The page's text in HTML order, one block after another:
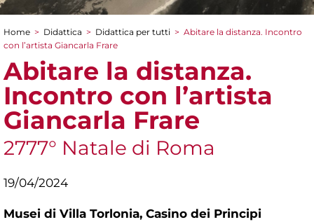
Tu sei qui
Home > Didattica > Didattica per tutti > Abitare la distanza. Incontro
con l’artista Giancarla Frare
Abitare la distanza.
Incontro con l’artista
Giancarla Frare
2777° Natale di Roma
19/04/2024
Musei di Villa Torlonia, Casino dei Principi